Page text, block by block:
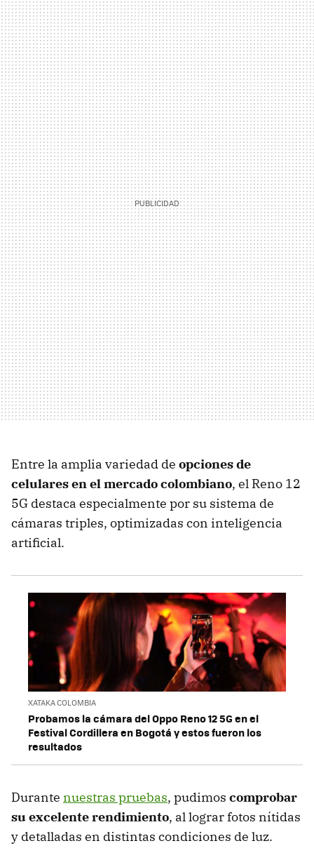
Entre la amplia variedad de opciones de
celulares en el mercado colombiano, el Reno 12
5G destaca especialmente por su sistema de
cámaras triples, optimizadas con inteligencia
artificial.
XATAKA COLOMBIA
Probamos la cámara del Oppo Reno 12 5G en el
Festival Cordillera en Bogotá y estos fueron los
resultados
Durante nuestras pruebas, pudimos comprobar
su excelente rendimiento, al lograr fotos nítidas
y detalladas en distintas condiciones de luz.